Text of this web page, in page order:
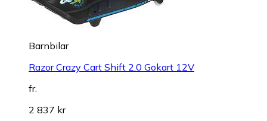
Barnbilar
Razor Crazy Cart Shift 2.0 Gokart 12V
fr.
2 837 kr